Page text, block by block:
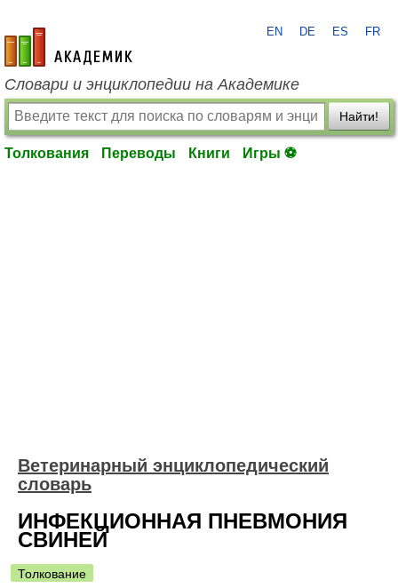
academic.ru
EN DE ES FR
Словари и энциклопедии на Академике
Найти!
Толкования Переводы Книги Игры ⚽
Ветеринарный энциклопедический
словарь
ИНФЕКЦИОННАЯ ПНЕВМОНИЯ
СВИНЕЙ
Толкование